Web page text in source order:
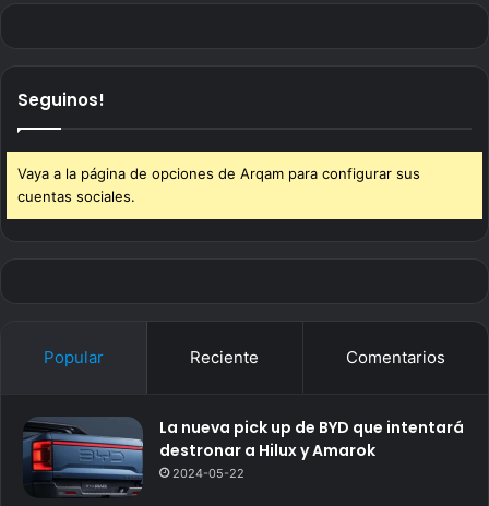
Seguinos!
Vaya a la página de opciones de Arqam para configurar sus
cuentas sociales.
Popular Reciente Comentarios
La nueva pick up de BYD que intentará
destronar a Hilux y Amarok
2024-05-22